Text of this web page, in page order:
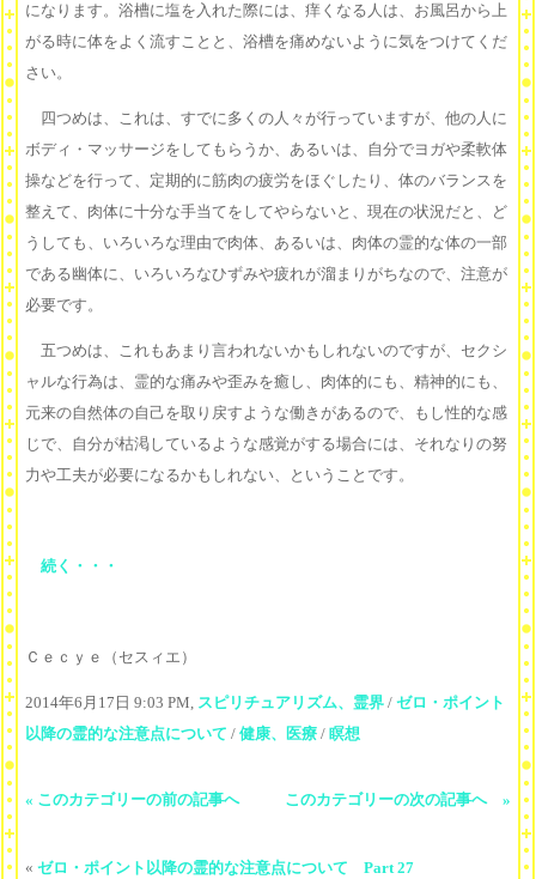
になります。浴槽に塩を入れた際には、痒くなる人は、お風呂から上
がる時に体をよく流すことと、浴槽を痛めないように気をつけてくだ
さい。
四つめは、これは、すでに多くの人々が行っていますが、他の人に
ボディ・マッサージをしてもらうか、あるいは、自分でヨガや柔軟体
操などを行って、定期的に筋肉の疲労をほぐしたり、体のバランスを
整えて、肉体に十分な手当てをしてやらないと、現在の状況だと、ど
うしても、いろいろな理由で肉体、あるいは、肉体の霊的な体の一部
である幽体に、いろいろなひずみや疲れが溜まりがちなので、注意が
必要です。
五つめは、これもあまり言われないかもしれないのですが、セクシ
ャルな行為は、霊的な痛みや歪みを癒し、肉体的にも、精神的にも、
元来の自然体の自己を取り戻すような働きがあるので、もし性的な感
じで、自分が枯渇しているような感覚がする場合には、それなりの努
力や工夫が必要になるかもしれない、ということです。
続く・・・
Ｃｅｃｙｅ（セスィエ）
2014年6月17日 9:03 PM, スピリチュアリズム、霊界 / ゼロ・ポイント
以降の霊的な注意点について / 健康、医療 / 瞑想
« このカテゴリーの前の記事へ このカテゴリーの次の記事へ »
« ゼロ・ポイント以降の霊的な注意点について Part 27